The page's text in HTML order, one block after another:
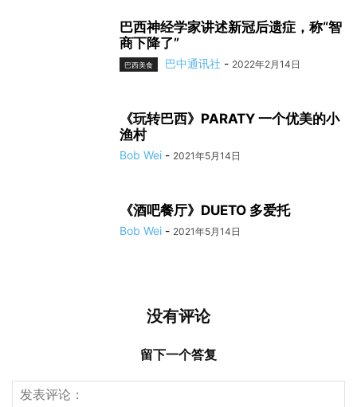
巴西神经学家讲述新冠后遗症，称“智
商下降了”
巴西美食 巴中通讯社 - 2022年2月14日
《玩转巴西》PARATY 一个优美的小
渔村
Bob Wei - 2021年5月14日
《酒吧餐厅》DUETO 多爱托
Bob Wei - 2021年5月14日
没有评论
留下一个答复